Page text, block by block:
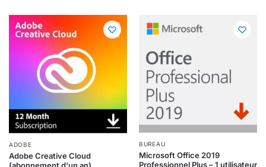
ADOBE
Adobe Creative Cloud
(abonnement d'un an)
BUREAU
Microsoft Office 2019
Professionnel Plus – 1 utilisateur